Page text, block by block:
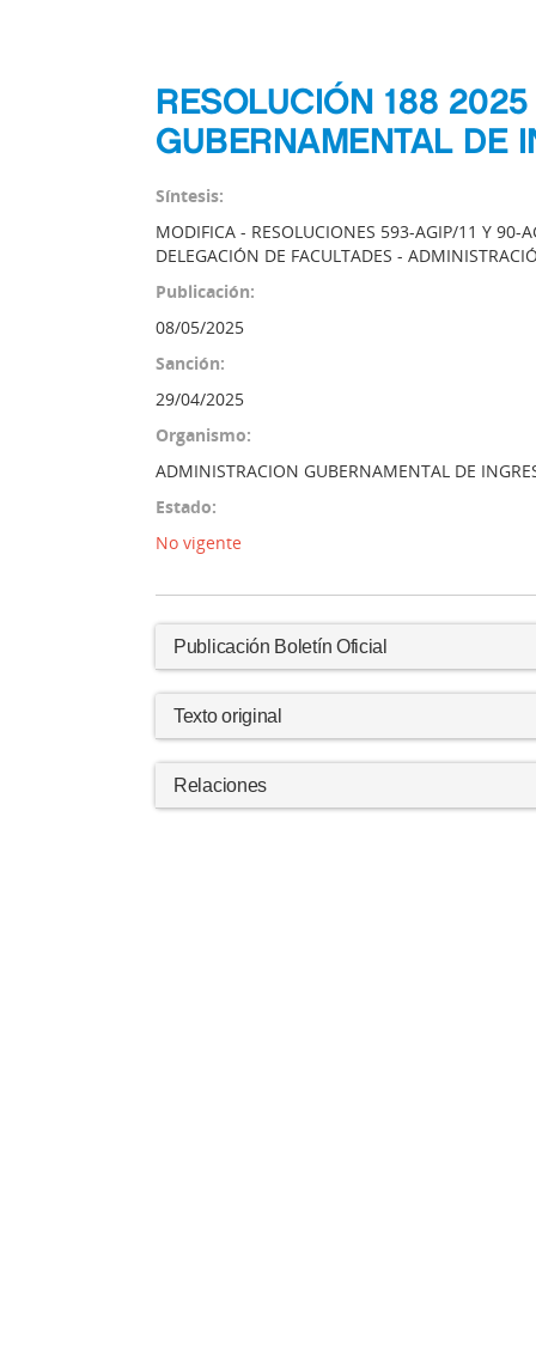
RESOLUCIÓN 188
GUBERNAMENTAL DE
Síntesis:
MODIFICA - RESOLUCIONES 593-AGIP/11 Y 90-
DELEGACIÓN DE FACULTADES -
Publicación:
08/05/2025
Sanción:
29/04/2025
Organismo:
ADMINISTRACION GUBERNAMENTAL DE
Estado:
No vigente
Publicación Boletín Oficial
Texto original
Relaciones